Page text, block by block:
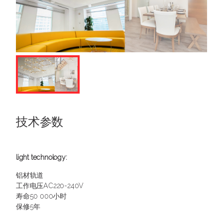
技术参数
铝材轨道
工作电压AC220-240V
寿命50 000小时
保修5年